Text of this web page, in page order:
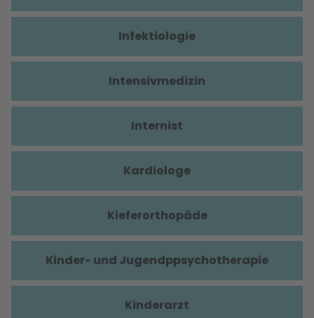
Infektiologie
Intensivmedizin
Internist
Kardiologe
Kieferorthopäde
Kinder- und Jugendppsychotherapie
Kinderarzt